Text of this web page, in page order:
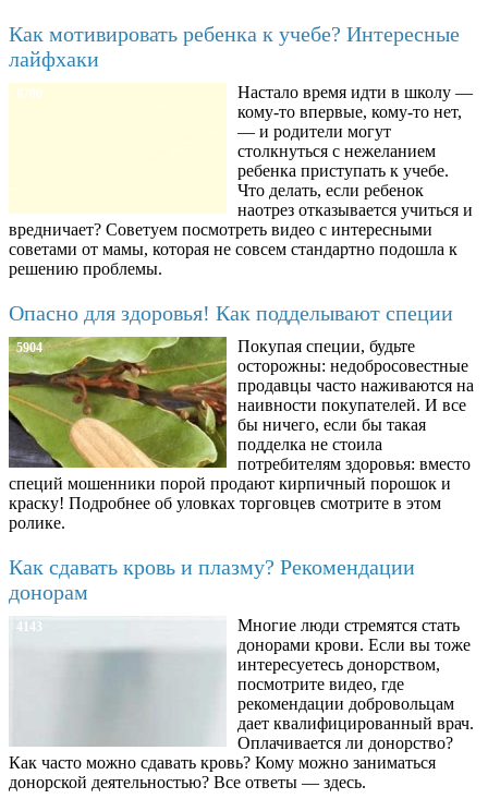
Как мотивировать ребенка к учебе? Интересные
лайфхаки
8780
Настало время идти в школу —
кому-то впервые, кому-то нет,
— и родители могут
столкнуться с нежеланием
ребенка приступать к учебе.
Что делать, если ребенок
наотрез отказывается учиться и
вредничает? Советуем посмотреть видео с интересными
советами от мамы, которая не совсем стандартно подошла к
решению проблемы.
Опасно для здоровья! Как подделывают специи
5904
Покупая специи, будьте
осторожны: недобросовестные
продавцы часто наживаются на
наивности покупателей. И все
бы ничего, если бы такая
подделка не стоила
потребителям здоровья: вместо
специй мошенники порой продают кирпичный порошок и
краску! Подробнее об уловках торговцев смотрите в этом
ролике.
Как сдавать кровь и плазму? Рекомендации
донорам
4143
Многие люди стремятся стать
донорами крови. Если вы тоже
интересуетесь донорством,
посмотрите видео, где
рекомендации добровольцам
дает квалифицированный врач.
Оплачивается ли донорство?
Как часто можно сдавать кровь? Кому можно заниматься
донорской деятельностью? Все ответы — здесь.